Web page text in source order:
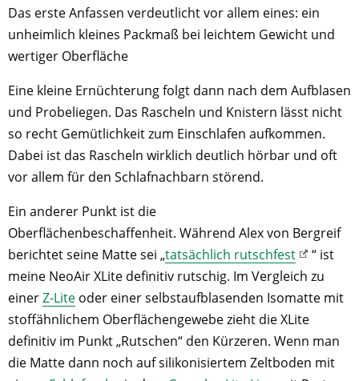
Das erste Anfassen verdeutlicht vor allem eines: ein
unheimlich kleines Packmaß bei leichtem Gewicht und
wertiger Oberfläche
Eine kleine Ernüchterung folgt dann nach dem Aufblasen
und Probeliegen. Das Rascheln und Knistern lässt nicht
so recht Gemütlichkeit zum Einschlafen aufkommen.
Dabei ist das Rascheln wirklich deutlich hörbar und oft
vor allem für den Schlafnachbarn störend.
Ein anderer Punkt ist die
Oberflächenbeschaffenheit. Während Alex von Bergreif
berichtet seine Matte sei „tatsächlich rutschfest
“ ist
meine NeoAir XLite definitiv rutschig. Im Vergleich zu
einerZ-Lite oder einer selbstaufblasenden Isomatte mit
stoffähnlichem Oberflächengewebe zieht die XLite
definitiv im Punkt „Rutschen“ den Kürzeren. Wenn man
die Matte dann noch auf silikonisiertem Zeltboden mit